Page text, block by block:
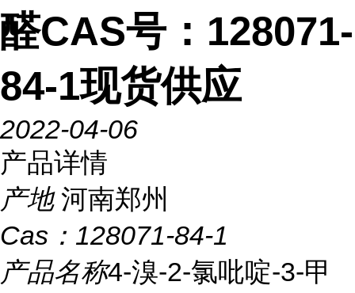
醛CAS号：128071-
84-1现货供应
2022-04-06
产品详情
产地 河南郑州
Cas： 128071-84-1
产品名称4-溴-2-氯吡啶-3-甲